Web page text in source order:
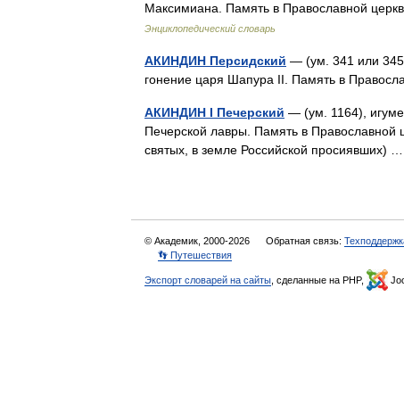
Максимиана. Память в Православной
Энциклопедический словарь
АКИНДИН Персидский — (ум. 341 или
гонение царя Шапура II. Память в
АКИНДИН I Печерский — (ум. 1164),
Печерской лавры. Память в Православной
святых, в земле Российской просиявших)
© Академик, 2000-2026 Обратная связь:
👣 Путешествия
Экспорт словарей на сайты , сделанные на PHP,